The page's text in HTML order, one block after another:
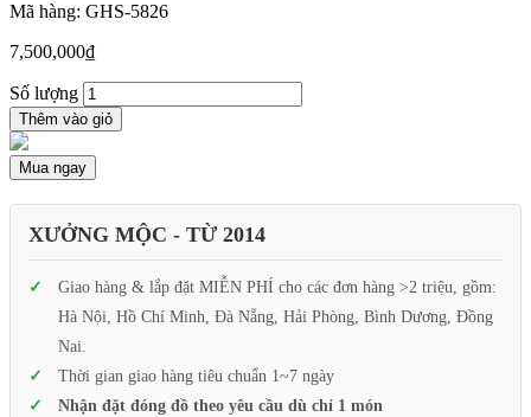
Mã hàng: GHS-5826
7,500,000₫
Số lượng
Thêm vào giỏ
Mua ngay
XƯỞNG MỘC - TỪ 2014
Giao hàng & lắp đặt MIỄN PHÍ cho các đơn hàng >2 triệu, gồm:
Hà Nội, Hồ Chí Minh, Đà Nẵng, Hải Phòng, Bình Dương, Đồng
Nai.
Thời gian giao hàng tiêu chuẩn 1~7 ngày
Nhận đặt đóng đồ theo yêu cầu dù chỉ 1 món